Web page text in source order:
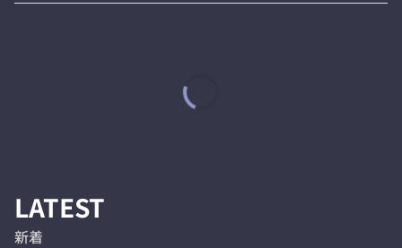
LATEST
新着